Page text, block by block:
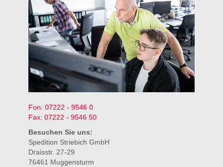
Fon: 07222 - 9546 0
Fax: 07222 - 9546 50
Besuchen Sie uns:
Spedition Striebich GmbH
Draisstr. 27-29
76461 Muggensturm